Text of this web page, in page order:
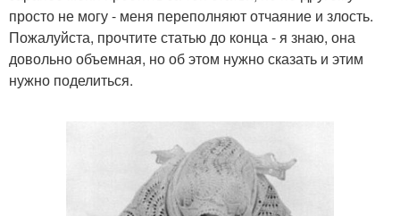
просто не могу - меня переполняют отчаяние и злость.
Пожалуйста, прочтите статью до конца - я знаю, она
довольно объемная, но об этом нужно сказать и этим
нужно поделиться.